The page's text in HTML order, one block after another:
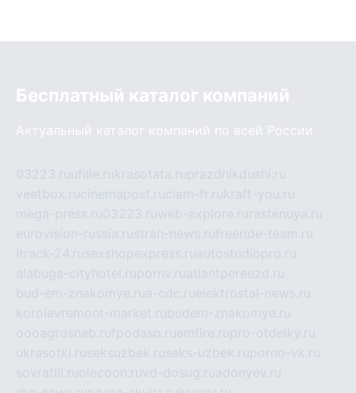
Бесплатный каталог компаний
Актуальный каталог компаний по всей России
03223.ruufille.rukrasotata.ruprazdnikdushi.ru
veetbox.rucinemapost.ruciam-fr.rukraft-you.ru
mega-press.ru03223.ruweb-explore.ru rastenuya.ru
eurovision-russia.rustrah-news.rufreeride-team.ru
itrack-24.rusexshopexpress.ruautostudiopro.ru
alabuga-cityhotel.rupornv.ruatlantpereezd.ru
bud-em-znakomye.rua-cdc.ruelektrostal-news.ru
korolevremont-market.rubudem-znakomye.ru
oooagrosnab.rufpodaso.ruemfire.rupro-otdelky.ru
ukrasotki.ruseksuzbek.ruseks-uzbek.ruporno-vk.ru
sovratili.ruolecoon.ruvd-dosug.ruadonyev.ru